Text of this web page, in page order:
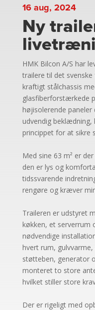
16 aug, 2024
Ny
HMK Bilcon A/S har
trailere til det
kraftigt stålchassis
glasfiberforstærkede
højisolerende paneler
udvendig beklædning,
princippet for at sikre
Med sine 63 m² er
den er lys og
tidssvarende
rengøre og kræver
Traileren er udstyret
køkken, et serverrum
nødvendige
hvert rum,
støtteben, generator
monteret to store
hvilket stiller store
Der er rigeligt med